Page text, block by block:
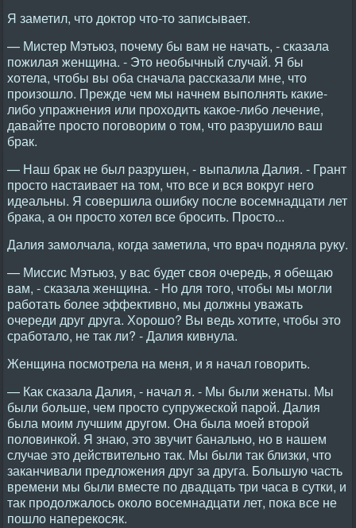
Я заметил, что доктор что-то записывает.
— Мистер Мэтьюз, почему бы вам не начать, - сказала
пожилая женщина. - Это необычный случай. Я бы
хотела, чтобы вы оба сначала рассказали мне, что
произошло. Прежде чем мы начнем выполнять какие-
либо упражнения или проходить какое-либо лечение,
давайте просто поговорим о том, что разрушило ваш
брак.
— Наш брак не был разрушен, - выпалила Далия. - Грант
просто настаивает на том, что все и вся вокруг него
идеальны. Я совершила ошибку после восемнадцати лет
брака, а он просто хотел все бросить. Просто...
Далия замолчала, когда заметила, что врач подняла руку.
— Миссис Мэтьюз, у вас будет своя очередь, я обещаю
вам, - сказала женщина. - Но для того, чтобы мы могли
работать более эффективно, мы должны уважать
очереди друг друга. Хорошо? Вы ведь хотите, чтобы это
сработало, не так ли? - Далия кивнула.
Женщина посмотрела на меня, и я начал говорить.
— Как сказала Далия, - начал я. - Мы были женаты. Мы
были больше, чем просто супружеской парой. Далия
была моим лучшим другом. Она была моей второй
половинкой. Я знаю, это звучит банально, но в нашем
случае это действительно так. Мы были так близки, что
заканчивали предложения друг за друга. Большую часть
времени мы были вместе по двадцать три часа в сутки, и
так продолжалось около восемнадцати лет, пока все не
пошло наперекосяк.